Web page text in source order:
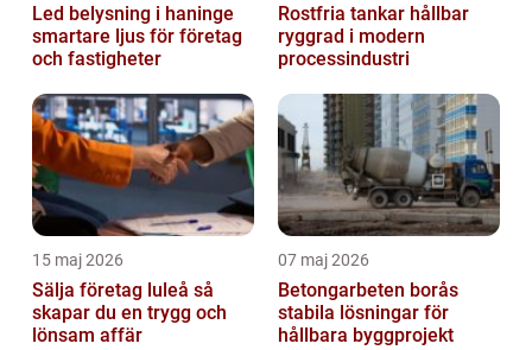
Led belysning i haninge
smartare ljus för företag
och fastigheter
Rostfria tankar hållbar
ryggrad i modern
processindustri
15 maj 2026
Sälja företag luleå så
skapar du en trygg och
lönsam affär
07 maj 2026
Betongarbeten borås
stabila lösningar för
hållbara byggprojekt